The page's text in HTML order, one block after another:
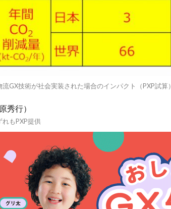
流GX技術が社会実装された場合のインパクト（PXP試算）
秀行）
もPXP提供